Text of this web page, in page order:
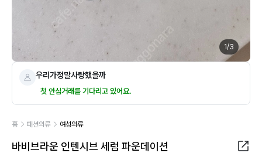
1/3
우리가정말사랑했을까
첫 안심거래를 기다리고 있어요.
홈 패션의류 여성의류
바비브라운 인텐시브 세럼 파운데이션